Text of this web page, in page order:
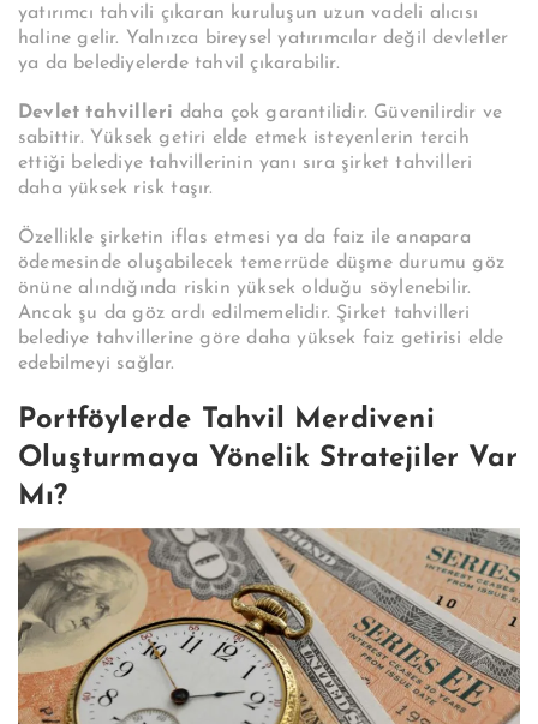
yatırımcı tahvili çıkaran kuruluşun uzun vadeli alıcısı
haline gelir. Yalnızca bireysel yatırımcılar değil devletler
ya da belediyelerde tahvil çıkarabilir.
Devlet tahvilleri daha çok garantilidir. Güvenilirdir ve
sabittir. Yüksek getiri elde etmek isteyenlerin tercih
ettiği belediye tahvillerinin yanı sıra şirket tahvilleri
daha yüksek risk taşır.
Özellikle şirketin iflas etmesi ya da faiz ile anapara
ödemesinde oluşabilecek temerrüde düşme durumu göz
önüne alındığında riskin yüksek olduğu söylenebilir.
Ancak şu da göz ardı edilmemelidir. Şirket tahvilleri
belediye tahvillerine göre daha yüksek faiz getirisi elde
edebilmeyi sağlar.
Portföylerde Tahvil Merdiveni
Oluşturmaya Yönelik Stratejiler Var
Mı?